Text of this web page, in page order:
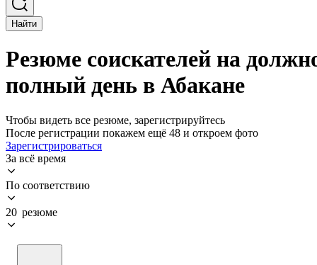
Найти
Резюме соискателей на
полный день в Абакане
Чтобы видеть все резюме, зарегистрируйтесь
После регистрации покажем ещё 48 и откроем фото
Зарегистрироваться
За всё время
По соответствию
20 резюме